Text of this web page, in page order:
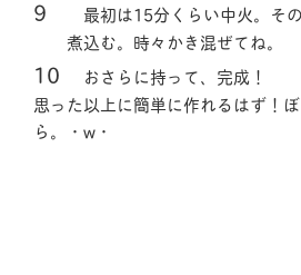
最初は15分くらい中火。そ
煮込む。時々かき混ぜてね。
おさらに持って、完成！
思った以上に簡単に作れるはず！
ら。・w・